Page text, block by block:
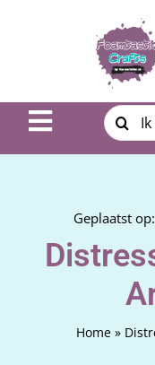
Toggle
Product uitleg
Workshop |
Zoeken
naar:
Geplaatst
Home »